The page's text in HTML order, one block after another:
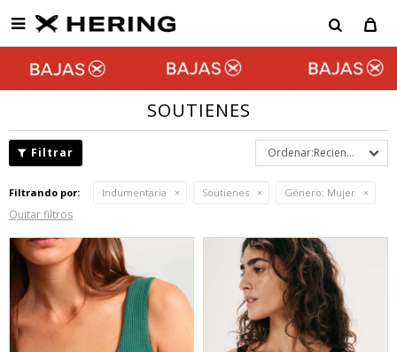

SOUTIENES
Recientes
Filtrando por: Indumentaria Soutienes Género: Mujer
Quitar filtros